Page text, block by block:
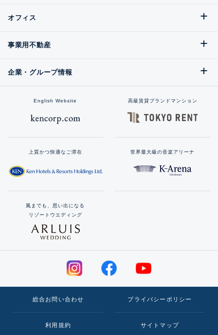
オフィス
事業用不動産
企業・グループ情報
English Website 高級賃貸ブランドマンション
上質かつ快適なご滞在 世界最大級の音楽アリーナ
風までも、思い出になる
リゾートウエディング
総合お問い合わせ プライバシーポリシー
利用規約 サイトマップ